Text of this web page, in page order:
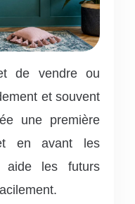
de vendre ou
et souvent
une première
en avant les
aide les futurs